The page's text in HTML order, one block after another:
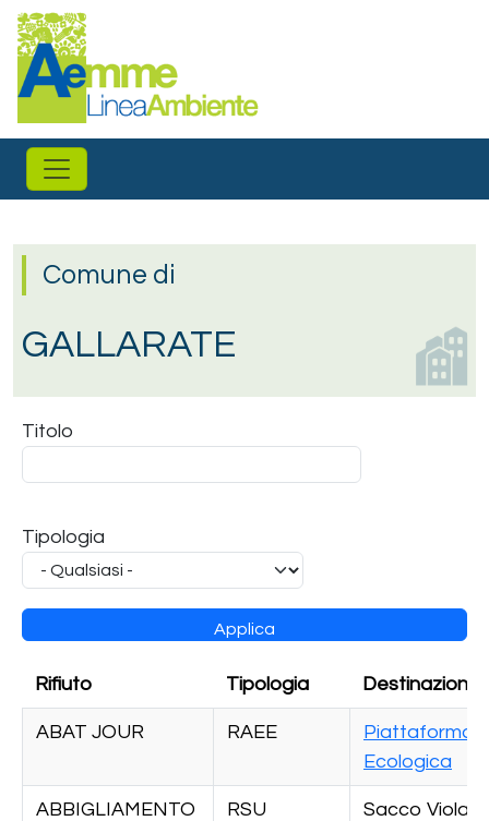
Salta al contenuto principale
Comune di
GALLARATE
Titolo
Tipologia
Rifiuto Tipologia Destinazione
ABAT JOUR RAEE
Piattaforma
Ecologica
ABBIGLIAMENTO
RSU
Sacco Viola